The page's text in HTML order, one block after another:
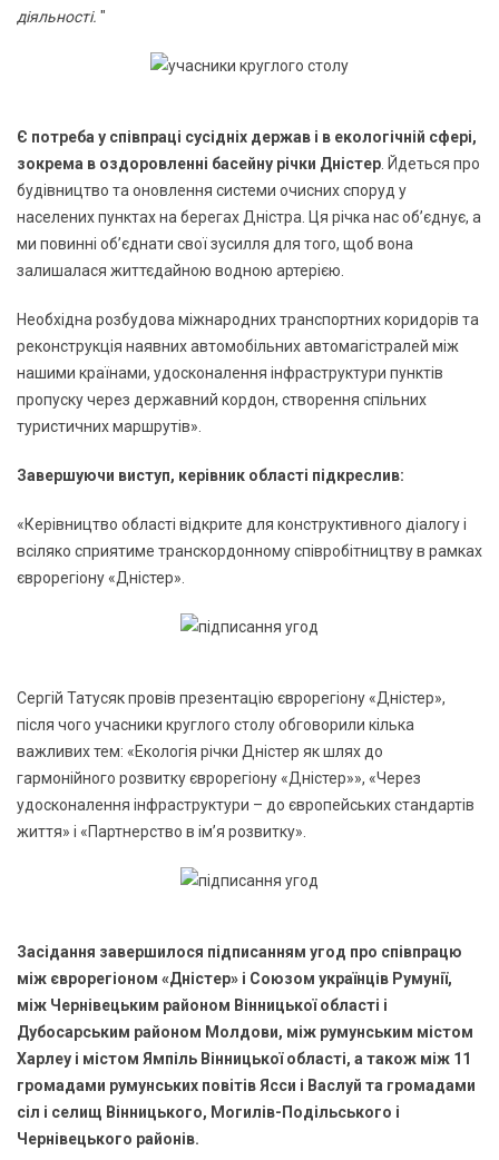
діяльності. "
Є потреба у співпраці сусідніх держав і в екологічній сфері,
зокрема в оздоровленні басейну річки Дністер . Йдеться про
будівництво та оновлення системи очисних споруд у
населених пунктах на берегах Дністра. Ця річка нас об’єднує, а
ми повинні об’єднати свої зусилля для того, щоб вона
залишалася життєдайною водною артерією.
Необхідна розбудова міжнародних транспортних коридорів та
реконструкція наявних автомобільних автомагістралей між
нашими країнами, удосконалення інфраструктури пунктів
пропуску через державний кордон, створення спільних
туристичних маршрутів».
Завершуючи виступ, керівник області підкреслив:
«Керівництво області відкрите для конструктивного діалогу і
всіляко сприятиме транскордонному співробітництву в рамках
єврорегіону «Дністер».
Сергій Татусяк провів презентацію єврорегіону «Дністер»,
після чого учасники круглого столу обговорили кілька
важливих тем: «Екологія річки Дністер як шлях до
гармонійного розвитку єврорегіону «Дністер»», «Через
удосконалення інфраструктури – до європейських стандартів
життя» і «Партнерство в ім’я розвитку».
Засідання завершилося підписанням угод про співпрацю
між єврорегіоном «Дністер» і Союзом українців Румунії,
між Чернівецьким районом Вінницької області і
Дубосарським районом Молдови, між румунським містом
Харлеу і містом Ямпіль Вінницької області, а також між 11
громадами румунських повітів Ясси і Васлуй та громадами
сіл і селищ Вінницького, Могилів-Подільського і
Чернівецького районів.